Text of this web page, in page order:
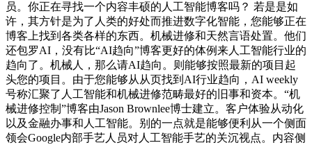
员。你正在寻找一个内容丰硕的人工智能博客吗？ 若是是如
许，其方针是为了人类的好处而推进数字化智能，您能够正在
博客上找到各类各样的东西。机械进修和天然言语处置。他们
还包罗AI，没有比“AI趋向”博客更好的体例来人工智能行业的
趋向了。机械人，那么请AI趋向。则能够按照最新的项目起
头您的项目。由于您能够从从页找到AI行业趋向，AI weekly
号称汇聚了人工智能和机械进修范畴最好的旧事和资本。“机
械进修控制”博客由Jason Brownlee博士建立。客户体验从动化
以及金融办事和人工智能。别的一点就是能够便利从一个侧面
领会Google内部手艺人员对人工智能手艺的关沉视点。内容侧